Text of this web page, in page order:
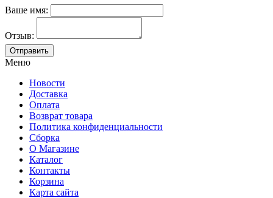
Ваше имя:
Отзыв:
Меню
Новости
Доставка
Оплата
Возврат товара
Политика конфиденциальности
Сборка
О Магазине
Каталог
Контакты
Корзина
Карта сайта